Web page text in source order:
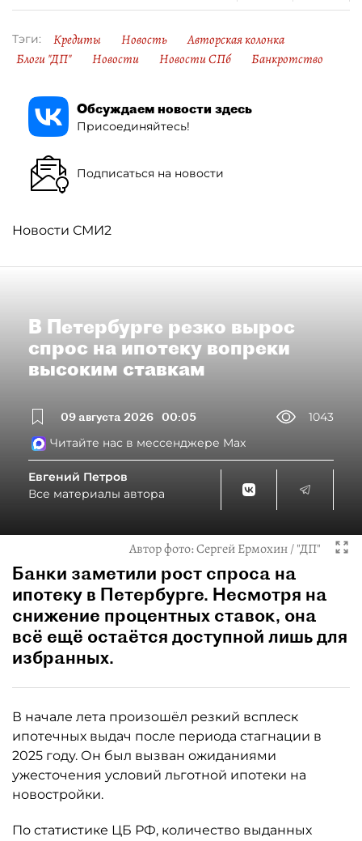
Тэги: Кредиты Новость
Авторская колонка
Блоги "ДП"
Новости Новости СПб Банкротство
Обсуждаем новости здесь
Присоединяйтесь!
Подписаться на новости
Новости СМИ2
В Петербурге резко вырос
спрос на ипотеку вопреки
высоким ставкам
09 августа 2026 00:05
1043
Читайте нас в мессенджере Max
Евгений Петров
Все материалы автора
Автор фото:Сергей Ермохин / "ДП"
Банки заметили рост спроса на
ипотеку в Петербурге. Несмотря на
снижение процентных ставок, она
всё ещё остаётся доступной лишь для
избранных.
В начале лета произошёл резкий всплеск
ипотечных выдач после периода стагнации в
2025 году. Он был вызван ожиданиями
ужесточения условий льготной ипотеки на
новостройки.
По статистике ЦБ РФ, количество выданных